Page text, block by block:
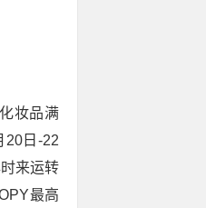
妆品满
20日-22
来运转
最高